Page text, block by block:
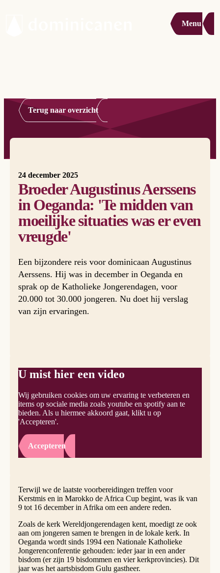
Menu
Terug naar overzicht
24 december 2025
Broeder Augustinus Aerssens
in Oeganda: 'Te midden van
moeilijke situaties was er even
vreugde'
Een bijzondere reis voor dominicaan Augustinus
Aerssens. Hij was in december in Oeganda en
sprak op de Katholieke Jongerendagen, voor
20.000 tot 30.000 jongeren. Nu doet hij verslag
van zijn ervaringen.
U mist hier een video
Wij gebruiken cookies om uw ervaring te verbeteren en
items op sociale media zoals youtube en spotify aan te
bieden. Als u hiermee akkoord gaat, klikt u op
'Accepteren'.
Accepteren
Terwijl we de laatste voorbereidingen treffen voor
Kerstmis en in Marokko de Africa Cup begint, was ik van
9 tot 16 december in Afrika om een andere reden.
Zoals de kerk Wereldjongerendagen kent, moedigt ze ook
aan om jongeren samen te brengen in de lokale kerk. In
Oeganda wordt sinds 1994 een Nationale Katholieke
Jongerenconferentie gehouden: ieder jaar in een ander
bisdom (er zijn 19 bisdommen en vier kerkprovincies). Dit
jaar was het aartsbisdom Gulu gastheer.